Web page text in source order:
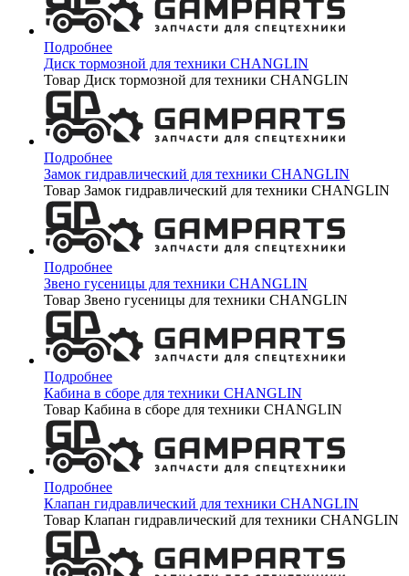
Подробнее
Диск тормозной для техники CHANGLIN
Товар Диск тормозной для техники CHANGLIN
Подробнее
Замок гидравлический для техники CHANGLIN
Товар Замок гидравлический для техники CHANGLIN
Подробнее
Звено гусеницы для техники CHANGLIN
Товар Звено гусеницы для техники CHANGLIN
Подробнее
Кабина в сборе для техники CHANGLIN
Товар Кабина в сборе для техники CHANGLIN
Подробнее
Клапан гидравлический для техники CHANGLIN
Товар Клапан гидравлический для техники CHANGLIN